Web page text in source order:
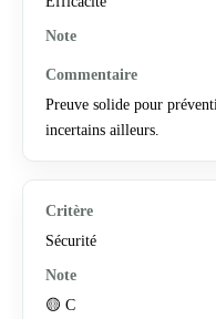
Preuve solide pour
incertains ailleurs.
Sécurité
🟡 C